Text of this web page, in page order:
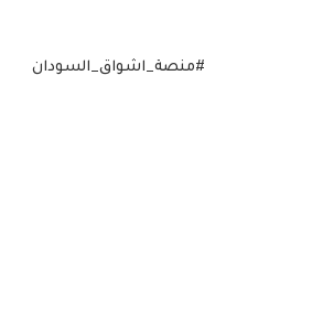
#منصة_اشواق_السودان